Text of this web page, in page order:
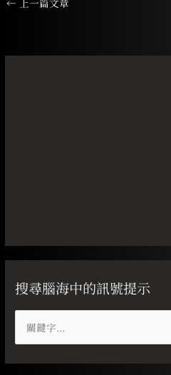
搜尋腦海中的訊號提示
尋
關